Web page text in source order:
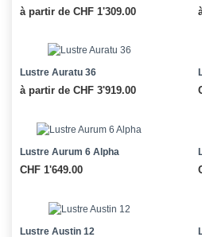
à partir de CHF 1'309.00
Lustre Auratu 36
à partir de CHF 3'919.00
Lustre Aurum 6 Alpha
CHF 1'649.00
Lustre Austin 12